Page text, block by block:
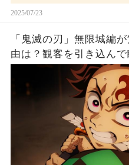
2025/07/23
「鬼滅の刃」無限城編
由は？観客を引き込ん